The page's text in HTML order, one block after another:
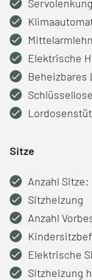
Servolenkung
Elektrische
Beheizbares
Sitze
Anzahl Sitze:
Sitzheizung
Anzahl
Elektrische
Sitzheizung